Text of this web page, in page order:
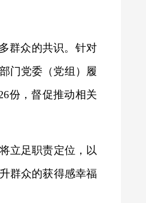
群众的共识。针对
门党委（党组）履
份，督促推动相关
立足职责定位，以
群众的获得感幸福